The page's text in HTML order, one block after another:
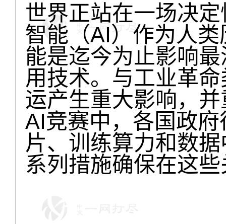
世界正站在一场决
智能（AI）作为人
能是迄今为止影响
用技术。与工业革
运产生重大影响，
AI竞赛中，各国政
片、训练算力和数
系列措施确保在这